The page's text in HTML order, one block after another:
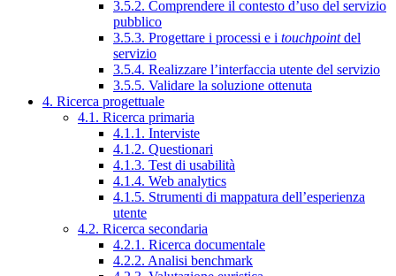
3.5.2. Comprendere il contesto d’uso del servizio
pubblico
3.5.3. Progettare i processi e i touchpointdel
servizio
3.5.4. Realizzare l’interfaccia utente del servizio
3.5.5. Validare la soluzione ottenuta
4. Ricerca progettuale
4.1. Ricerca primaria
4.1.1. Interviste
4.1.2. Questionari
4.1.3. Test di usabilità
4.1.4. Web analytics
4.1.5. Strumenti di mappatura dell’esperienza
utente
4.2. Ricerca secondaria
4.2.1. Ricerca documentale
4.2.2. Analisi benchmark